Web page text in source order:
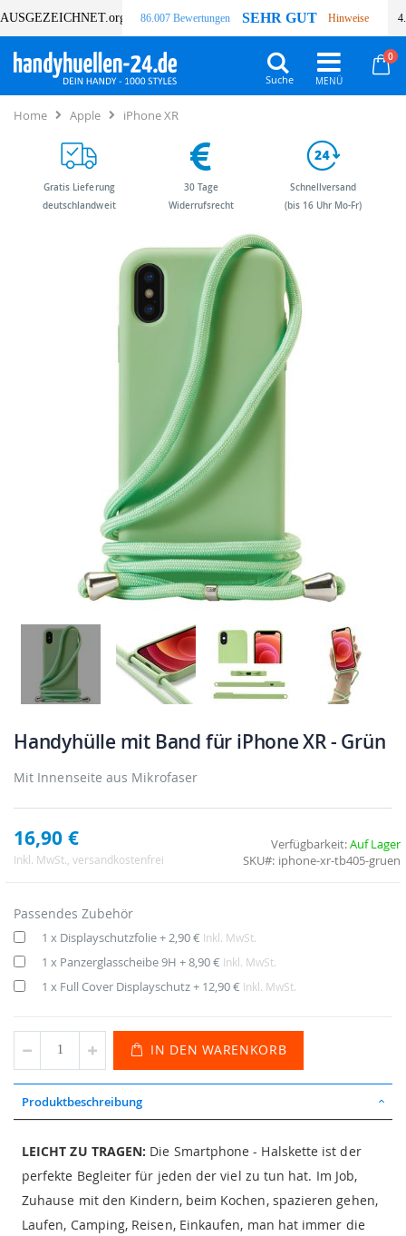
AUSGEZEICHNET.org 86.007 Bewertungen SEHR GUT Hinweise
0
Suche
Home Apple iPhone XR
Handyhülle mit Band für iPhone XR - Grün
Mit Innenseite aus Mikrofaser
16,90 €
Inkl. MwSt. , versandkostenfrei
Verfügbarkeit:Auf Lager
SKU
iphone-xr-tb405-gruen
Passendes Zubehör
1 x Displayschutzfolie+ 2,90 € Inkl. MwSt.
1 x Panzerglasscheibe 9H +8,90 € Inkl. MwSt.
1 x Full Cover Displayschutz+ 12,90 € Inkl. MwSt.
IN DEN WARENKORB
Produktbeschreibung
LEICHT ZU TRAGEN: Die Smartphone - Halskette ist der
perfekte Begleiter für jeden der viel zu tun hat. Im Job,
Zuhause mit den Kindern, beim Kochen, spazieren gehen,
Laufen, Camping, Reisen, Einkaufen, man hat immer die
Gratis Lieferung
deutschlandweit
30 Tage
Widerrufsrecht
Schnellversand
(bis 16 Uhr Mo-Fr)